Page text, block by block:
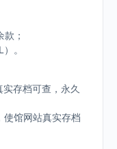
；
。
存档可查，永久
使馆网站真实存档